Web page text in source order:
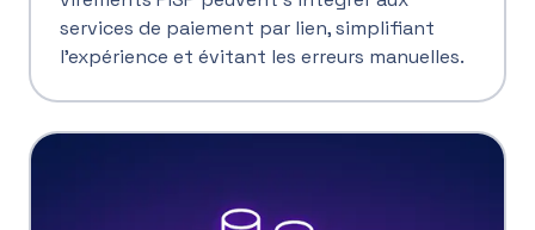
services de paiement par lien, simplifiant
l’expérience et évitant les erreurs manuelles.